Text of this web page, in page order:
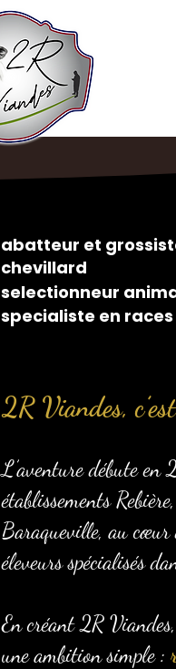
abatteur et
chevillard
selectionneur
specialiste en
2R Viandes,
L’aventure débute
établissements
Baraqueville, au cœur
éleveurs spécialisés
En créant 2R
une ambition simple :